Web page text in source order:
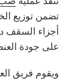
تضمن توزيع
أجزاء السقف
على جودة
ويقوم فريق